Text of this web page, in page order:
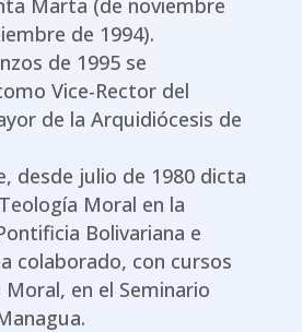
de 1994).
de 1995 se
Vice-Rector del
de la Arquidiócesis de
desde julio de 1980 dicta
Moral en la
Bolivariana e
colaborado, con cursos
en el Seminario